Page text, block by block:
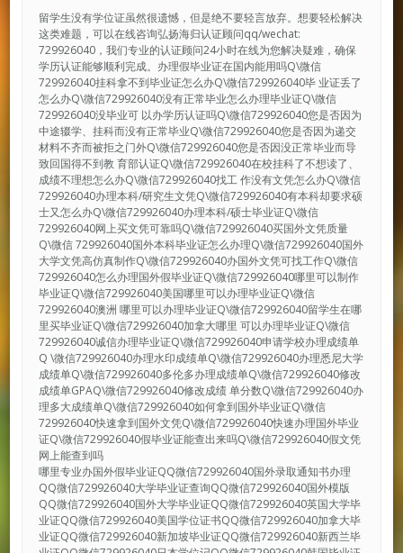
留学生没有学位证虽然很遗憾，但是绝不要轻言放弃。想要轻松解决
这类难题，可以在线咨询弘扬海归认证顾问qq/wechat:
729926040，我们专业的认证顾问24小时在线为您解决疑难，确保
学历认证能够顺利完成。办理假毕业证在国内能用吗Q\微信
729926040挂科拿不到毕业证怎么办Q\微信729926040毕 业证丢了
怎么办Q\微信729926040没有正常毕业怎么办理毕业证Q\微信
729926040没毕业可 以办学历认证吗Q\微信729926040您是否因为
中途辍学、挂科而没有正常毕业Q\微信729926040您是否因为递交
材料不齐而被拒之门外Q\微信729926040您是否因没正常毕业而导
致回国得不到教 育部认证Q\微信729926040在校挂科了不想读了、
成绩不理想怎么办Q\微信729926040找工 作没有文凭怎么办Q\微信
729926040办理本科/研究生文凭Q\微信729926040有本科却要求硕
士又怎么办Q\微信729926040办理本科/硕士毕业证Q\微信
729926040网上买文凭可靠吗Q\微信729926040买国外文凭质量
Q\微信 729926040国外本科毕业证怎么办理Q\微信729926040国外
大学文凭高仿真制作Q\微信729926040办国外文凭可找工作Q\微信
729926040怎么办理国外假毕业证Q\微信729926040哪里可以制作
毕业证Q\微信729926040美国哪里可以办理毕业证Q\微信
729926040澳洲 哪里可以办理毕业证Q\微信729926040留学生在哪
里买毕业证Q\微信729926040加拿大哪里 可以办理毕业证Q\微信
729926040诚信办理毕业证Q\微信729926040申请学校办理成绩单
Q \微信729926040办理水印成绩单Q\微信729926040办理悉尼大学
成绩单Q\微信729926040多伦多办理成绩单Q\微信729926040修改
成绩单GPAQ\微信729926040修改成绩 单分数Q\微信729926040办
理多大成绩单Q\微信729926040如何拿到国外毕业证Q\微信
729926040快速拿到国外文凭Q\微信729926040快速办理国外毕业
证Q\微信729926040假毕业证能查出来吗Q\微信729926040假文凭
网上能查到吗
哪里专业办国外假毕业证QQ微信729926040国外录取通知书办理
QQ微信729926040大学毕业证查询QQ微信729926040国外模版
QQ微信729926040国外大学毕业证QQ微信729926040英国大学毕
业证QQ微信729926040美国学位证书QQ微信729926040加拿大毕
业证QQ微信729926040新加坡毕业证QQ微信729926040新西兰毕